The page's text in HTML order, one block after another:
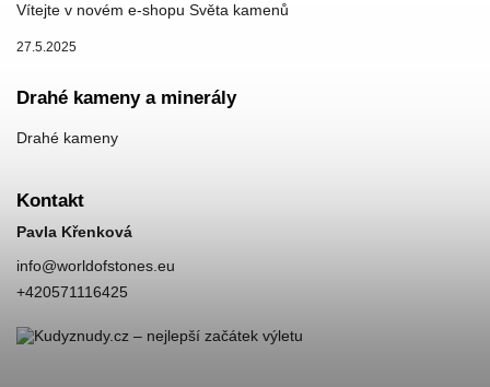
Vítejte v novém e-shopu Světa kamenů
27.5.2025
Drahé kameny a minerály
Drahé kameny
Kontakt
Pavla Křenková
info@worldofstones.eu
+420571116425